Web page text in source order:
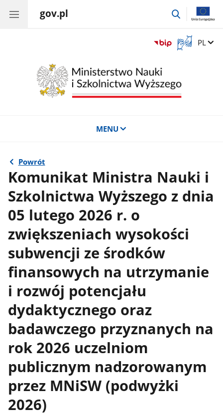
gov.pl
przejdź
Otwórz
okno
języka
migowego
Zmień
PL
MENU
Powrót
Komunikat Ministra Nauki i
Szkolnictwa Wyższego z dnia
05 lutego 2026 r. o
zwiększeniach wysokości
subwencji ze środków
finansowych na utrzymanie
i rozwój potencjału
dydaktycznego oraz
badawczego przyznanych na
rok 2026 uczelniom
publicznym nadzorowanym
przez MNiSW (podwyżki
2026)